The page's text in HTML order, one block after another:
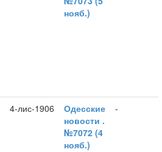
нояб.)
4-лис-1906
Одесские
новости .
№7072 (4
нояб.)
-